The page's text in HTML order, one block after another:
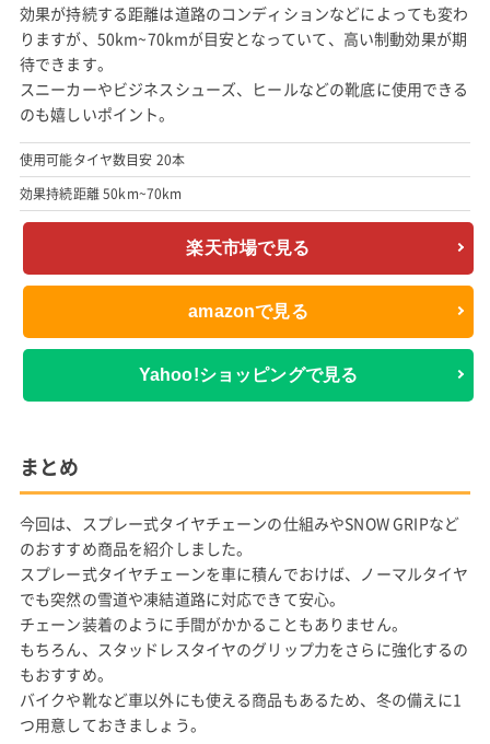
効果が持続する距離は道路のコンディションなどによっても変わ
りますが、50km~70kmが目安となっていて、高い制動効果が期
待できます。
スニーカーやビジネスシューズ、ヒールなどの靴底に使用できる
のも嬉しいポイント。
使用可能タイヤ数目安 20本
効果持続距離 50km~70km
楽天市場で見る
amazonで見る
Yahoo!ショッピングで見る
まとめ
今回は、スプレー式タイヤチェーンの仕組みやSNOW GRIPなど
のおすすめ商品を紹介しました。
スプレー式タイヤチェーンを車に積んでおけば、ノーマルタイヤ
でも突然の雪道や凍結道路に対応できて安心。
チェーン装着のように手間がかかることもありません。
もちろん、スタッドレスタイヤのグリップ力をさらに強化するの
もおすすめ。
バイクや靴など車以外にも使える商品もあるため、冬の備えに1
つ用意しておきましょう。